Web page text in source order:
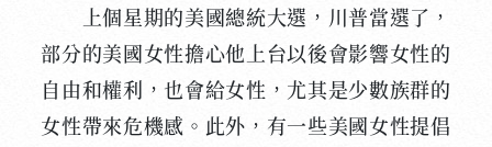
上個星期的美國總統大選，川普當選了，
部分的美國女性擔心他上台以後會影響女性的
自由和權利，也會給女性，尤其是少數族群的
女性帶來危機感。此外，有一些美國女性提倡